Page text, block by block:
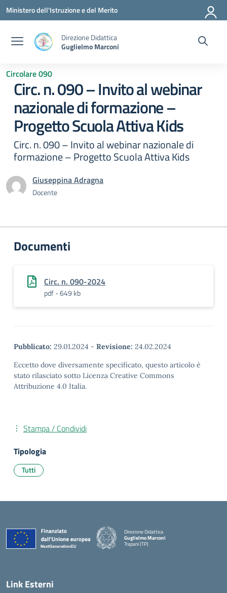
Vai ai contenuti
Vai al menu di navigazione
Vai al footer
Ministero dell'Istruzione e del Merito
Direzione Didattica
Guglielmo Marconi
Circolare 090
Circ. n. 090 – Invito al webinar
nazionale di formazione –
Progetto Scuola Attiva Kids
Circ. n. 090 – Invito al webinar nazionale di
formazione – Progetto Scuola Attiva Kids
Giuseppina Adragna
Docente
Documenti
Circ. n. 090-2024
pdf - 649 kb
Pubblicato: 29.01.2024 - Revisione: 24.02.2024
Eccetto dove diversamente specificato, questo articolo è
stato rilasciato sotto Licenza Creative Commons
Attribuzione 4.0 Italia.
Stampa / Condividi
Tipologia
Tutti
Direzione Didattica
Guglielmo Marconi
Trapani (TP)
Link Esterni